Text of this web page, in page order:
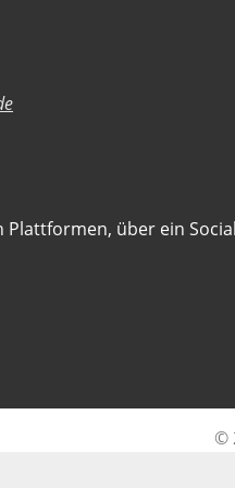
Plattformen, über ein
©